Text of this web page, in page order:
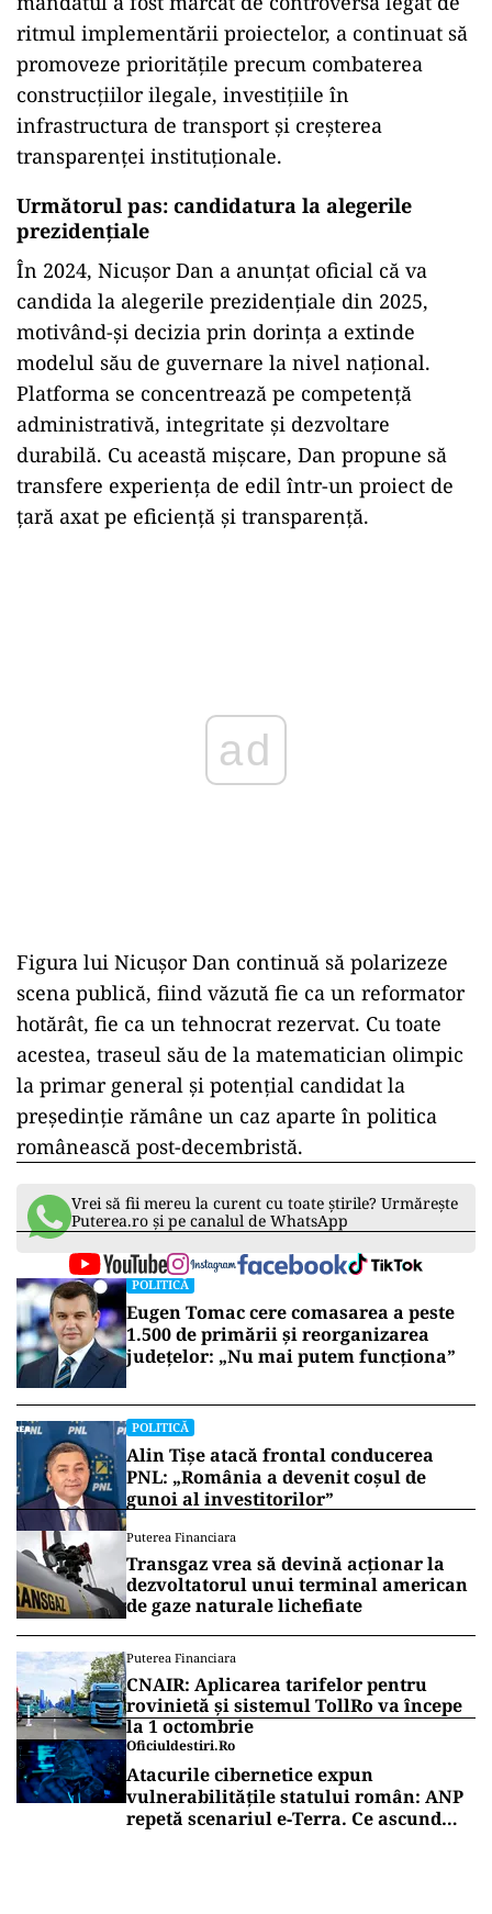
ritmul implementării proiectelor, a continuat să
promoveze prioritățile precum combaterea
construcțiilor ilegale, investițiile în
infrastructura de transport și creșterea
transparenței instituționale.
Următorul pas: candidatura la alegerile
prezidențiale
În 2024, Nicușor Dan a anunțat oficial că va
candida la alegerile prezidențiale din 2025,
motivând-și decizia prin dorința a extinde
modelul său de guvernare la nivel național.
Platforma se concentrează pe competență
administrativă, integritate și dezvoltare
durabilă. Cu această mișcare, Dan propune să
transfere experiența de edil într-un proiect de
țară axat pe eficiență și transparență.
ad
Figura lui Nicușor Dan continuă să polarizeze
scena publică, fiind văzută fie ca un reformator
hotărât, fie ca un tehnocrat rezervat. Cu toate
acestea, traseul său de la matematician olimpic
la primar general și potențial candidat la
președinție rămâne un caz aparte în politica
românească post-decembristă.
Vrei să fii mereu la curent cu toate știrile? Urmărește
Puterea.ro și pe canalul de WhatsApp
POLITICĂ
Eugen Tomac cere comasarea a peste
1.500 de primării și reorganizarea
județelor: „Nu mai putem funcționa”
POLITICĂ
Alin Tișe atacă frontal conducerea
PNL: „România a devenit coșul de
gunoi al investitorilor”
Puterea Financiara
Transgaz vrea să devină acționar la
dezvoltatorul unui terminal american
de gaze naturale lichefiate
Puterea Financiara
CNAIR: Aplicarea tarifelor pentru
rovinietă și sistemul TollRo va începe
la 1 octombrie
Oficiuldestiri.ro
Atacurile cibernetice expun
vulnerabilitățile statului român: ANP
repetă scenariul e‑Terra. Ce ascund